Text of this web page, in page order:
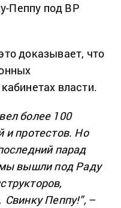
Пеппу под ВР
доказывает, что
власти.
более 100
и протестов. Но
парад
вышли под Раду
Пеппу!”,–